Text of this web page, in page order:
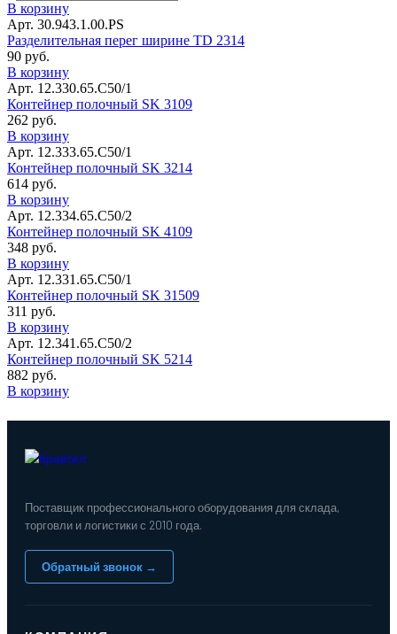
В корзину
Арт. 30.943.1.00.PS
Разделительная перег ширине TD 2314
90 руб.
В корзину
Арт. 12.330.65.С50/1
Контейнер полочный SK 3109
262 руб.
В корзину
Арт. 12.333.65.С50/1
Контейнер полочный SK 3214
614 руб.
В корзину
Арт. 12.334.65.С50/2
Контейнер полочный SK 4109
348 руб.
В корзину
Арт. 12.331.65.С50/1
Контейнер полочный SK 31509
311 руб.
В корзину
Арт. 12.341.65.С50/2
Контейнер полочный SK 5214
882 руб.
В корзину
Поставщик профессионального оборудования для склада,
торговли и логистики с 2010 года.
Обратный звонок →